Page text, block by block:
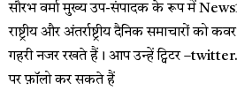
सौरभ वर्मा मुख्य उप-संपादक के रूप में
राष्ट्रीय और अंतर्राष्ट्रीय दैनिक समाचारों को
गहरी नजर रखते हैं। आप उन्हें ट्विटर
पर फ़ॉलो कर सकते हैं